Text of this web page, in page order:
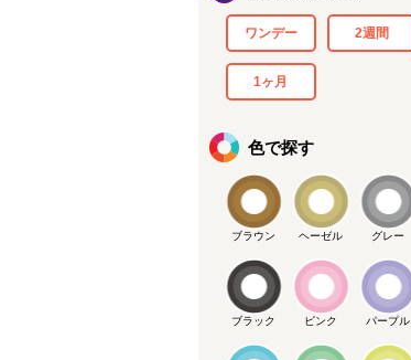
ワンデー 2週間
1ヶ月
色で探す
ブラウン ヘーゼル グレー
ブラック ピンク パープル